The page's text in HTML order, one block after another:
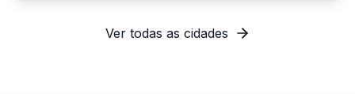
Ver todas as cidades